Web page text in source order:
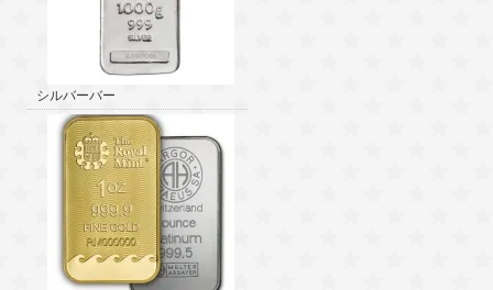
シルバーバー